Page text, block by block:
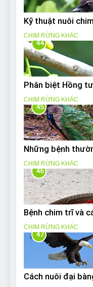
Kỹ thuật nuôi
CHIM RỪNG KHÁC
44
Phân biệt Hồng
CHIM RỪNG KHÁC
45
Những bệnh
CHIM RỪNG KHÁC
46
Bệnh chim trĩ và
CHIM RỪNG KHÁC
47
Cách nuôi đại